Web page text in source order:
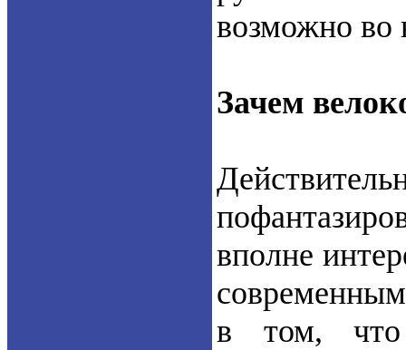
возможно во
Зачем
вполне
в том, что